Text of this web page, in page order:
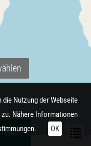
Nutzung der Webseite
Nähere Informationen
OK